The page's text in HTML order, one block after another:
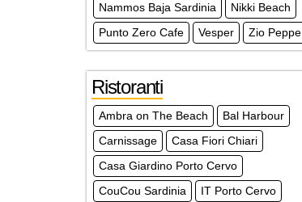
Nammos Baja Sardinia
Nikki Beach
Punto Zero Cafe
Vesper Zio Peppe
Ristoranti
Ambra on The Beach
Bal Harbour
Carnissage
Casa Fiori Chiari
Casa Giardino Porto Cervo
CouCou Sardinia
IT Porto Cervo